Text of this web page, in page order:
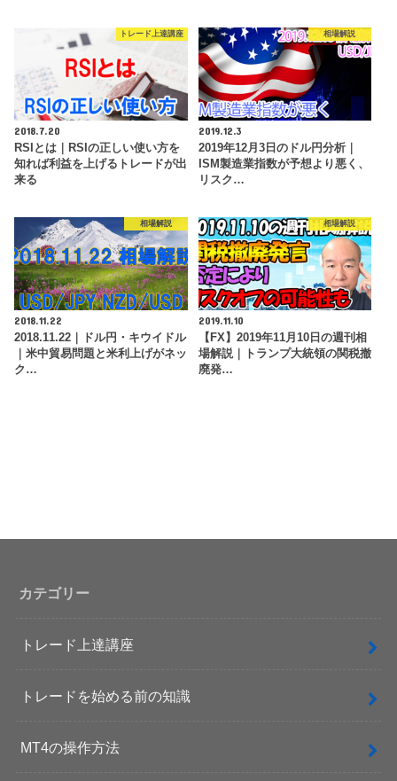
トレード上達講座
2018.7.20
RSIとは｜RSIの正しい使い方を
知れば利益を上げるトレードが出
来る
相場解説
2019.12.3
2019年12月3日のドル円分析｜
ISM製造業指数が予想より悪く、
リスク…
相場解説
2018.11.22
2018.11.22｜ドル円・キウイドル
｜米中貿易問題と米利上げがネッ
ク…
相場解説
2019.11.10
【FX】2019年11月10日の週刊相
場解説｜トランプ大統領の関税撤
廃発…
カテゴリー
トレード上達講座
トレードを始める前の知識
MT4の操作方法